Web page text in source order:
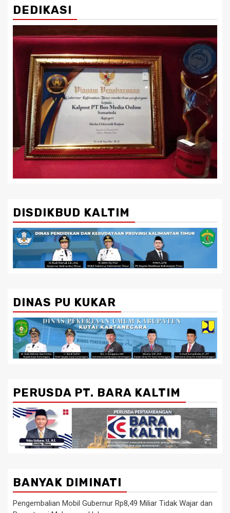
DEDIKASI
DISDIKBUD KALTIM
DINAS PU KUKAR
PERUSDA PT. BARA KALTIM
BANYAK DIMINATI
Pengembalian Mobil Gubernur Rp8,49 Miliar Tidak Wajar dan